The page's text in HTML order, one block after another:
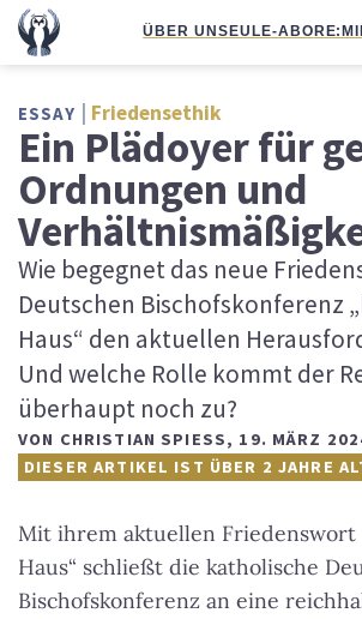
ÜBER UNSEULE-ABO
ESSAY Friedensethik
Ein Plädoyer für
Ordnungen und
Wie begegnet das neue
Deutschen Bischofskonferenz
Haus“ den aktuellen
Und welche Rolle kommt der
überhaupt noch zu?
VON CHRISTIAN SPIESS , 19. MÄRZ
DIESER ARTIKEL IST ÜBER 2 JAHRE
Mit ihrem aktuellen Friedenswort
Haus“ schließt die katholische
Bischofskonferenz an eine